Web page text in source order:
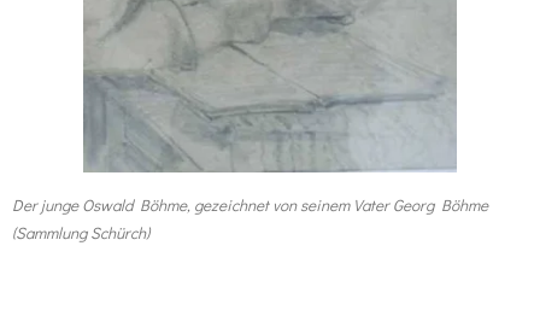
Der junge Oswald Böhme, gezeichnet von seinem Vater Georg Böhme
(Sammlung Schürch)